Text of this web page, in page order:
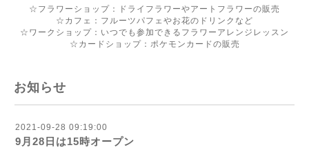
☆フラワーショップ：ドライフラワーやアートフラワーの販売
☆カフェ：フルーツパフェやお花のドリンクなど
☆ワークショップ：いつでも参加できるフラワーアレンジレッスン
☆カードショップ：ポケモンカードの販売
お知らせ
2021-09-28 09:19:00
9月28日は15時オープン